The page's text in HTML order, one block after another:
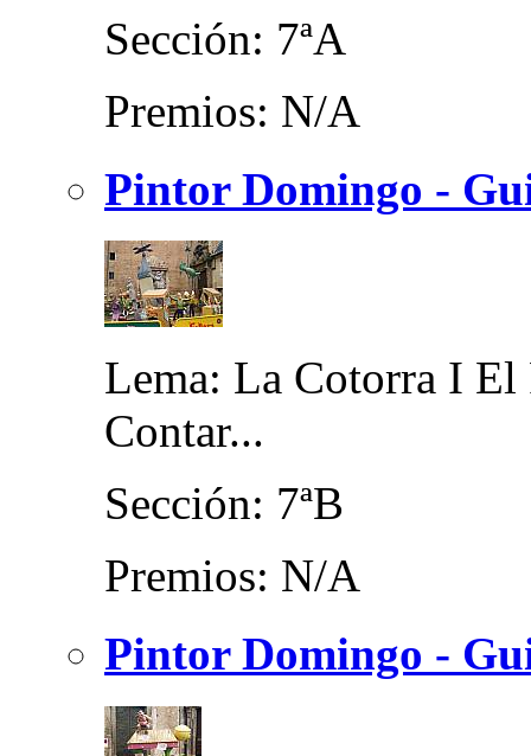
Sección: 7ªA
Premios: N/A
Pintor Domingo -
Lema: La Cotorra I El
Contar...
Sección: 7ªB
Premios: N/A
Pintor Domingo -